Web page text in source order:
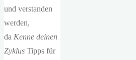
und verstanden
werden,
da Kenne deinen
Zyklus Tipps für